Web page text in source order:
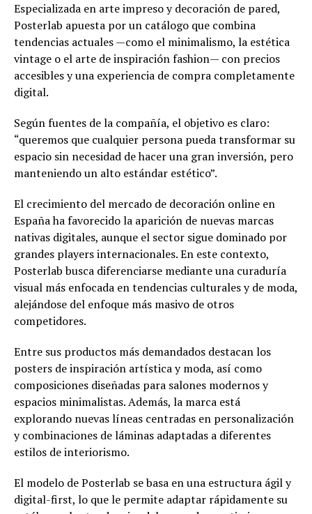
Especializada en arte impreso y decoración de pared,
Posterlab apuesta por un catálogo que combina
tendencias actuales —como el minimalismo, la estética
vintage o el arte de inspiración fashion— con precios
accesibles y una experiencia de compra completamente
digital.
Según fuentes de la compañía, el objetivo es claro:
“queremos que cualquier persona pueda transformar su
espacio sin necesidad de hacer una gran inversión, pero
manteniendo un alto estándar estético”.
El crecimiento del mercado de decoración online en
España ha favorecido la aparición de nuevas marcas
nativas digitales, aunque el sector sigue dominado por
grandes players internacionales. En este contexto,
Posterlab busca diferenciarse mediante una curaduría
visual más enfocada en tendencias culturales y de moda,
alejándose del enfoque más masivo de otros
competidores.
Entre sus productos más demandados destacan los
posters de inspiración artística y moda, así como
composiciones diseñadas para salones modernos y
espacios minimalistas. Además, la marca está
explorando nuevas líneas centradas en personalización
y combinaciones de láminas adaptadas a diferentes
estilos de interiorismo.
El modelo de Posterlab se basa en una estructura ágil y
digital-first, lo que le permite adaptar rápidamente su